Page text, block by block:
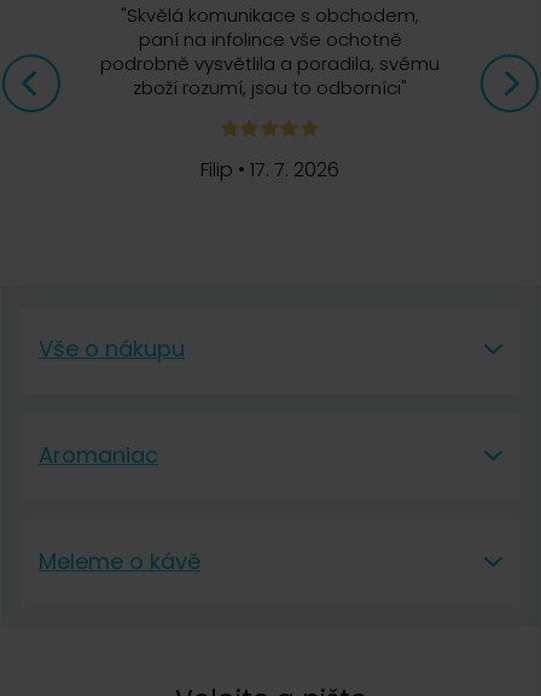
"Skvělá komunikace s obchodem,
paní na infolince vše ochotně
podrobně vysvětlila a poradila, svému
zboží rozumí, jsou to odborníci"
Filip •17. 7. 2026
Vše o nákupu
Aromaniac
Meleme o kávě